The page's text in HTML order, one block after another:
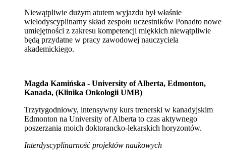
Niewątpliwie dużym atutem wyjazdu był właśnie
wielodyscyplinarny skład zespołu uczestników Ponadto nowe
umiejętności z zakresu kompetencji miękkich niewątpliwie
będą przydatne w pracy zawodowej nauczyciela
akademickiego.
Magda Kamińska - University of Alberta, Edmonton,
Kanada, (Klinika Onkologii UMB)
Trzytygodniowy, intensywny kurs trenerski w kanadyjskim
Edmonton na University of Alberta to czas aktywnego
poszerzania moich doktorancko-lekarskich horyzontów.
Interdyscyplinarność projektów naukowych